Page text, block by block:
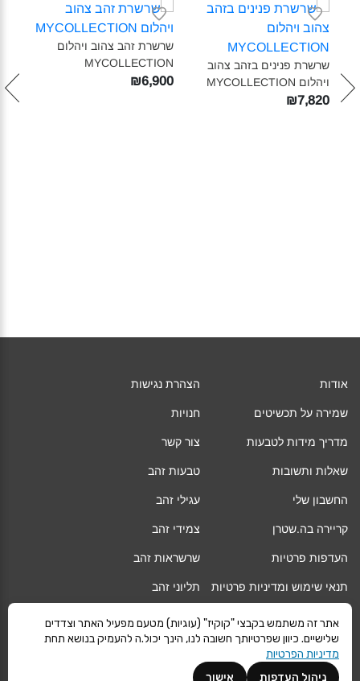
שרשרת פנינים בזהב צהוב
ויהלום MYCOLLECTION‎
₪7,820
שרשרת זהב צהוב ויהלום
MYCOLLECTION‎
₪6,900
אודות
שמירה על תכשיטים
מדריך מידות לטבעות
שאלות ותשובות
החשבון שלי
קריירה בה.שטרן
העדפות פרטיות
תנאי שימוש ומדיניות פרטיות
החלפה/החזרה/ביטול עסקה
אחריות
משלוחים
הצהרת נגישות
חנויות
צור קשר
טבעות זהב
עגילי זהב
צמידי זהב
שרשראות זהב
תליוני זהב
גיפט קארד
מגזין
Vogue
אתר זה משתמש בקבצי "קוקיז" (עוגיות) מטעם מפעיל האתר וצדדים
שלישיים. כיוון שפרטיותך חשובה לנו, הינך יכול.ה להעמיק בנושא תחת
מדיניות הפרטיות
אישור
ניהול העדפות